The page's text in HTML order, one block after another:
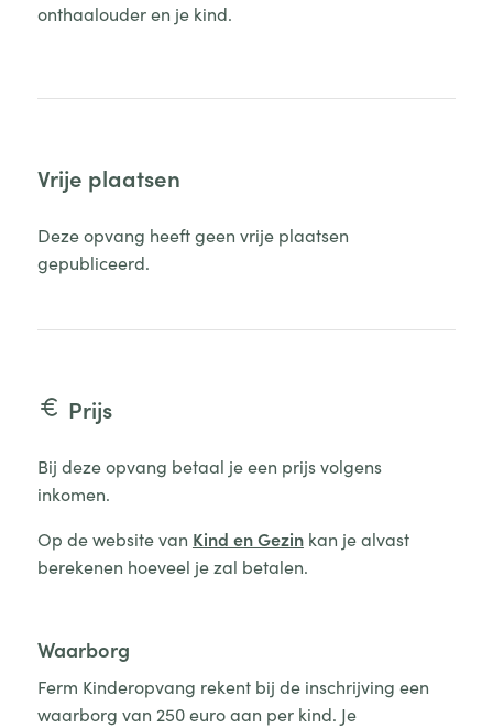
onthaalouder en je kind.
Vrije plaatsen
Deze opvang heeft geen vrije plaatsen
gepubliceerd.
Prijs
Bij deze opvang betaal je een prijs volgens
inkomen.
Op de website van Kind en Gezinkan je alvast
berekenen hoeveel je zal betalen.
Waarborg
Ferm Kinderopvang rekent bij de inschrijving een
waarborg van 250 euro aan per kind. Je